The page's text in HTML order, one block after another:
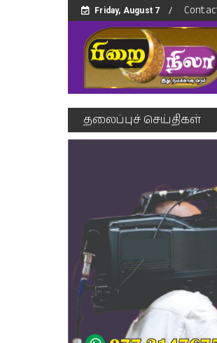
Friday, August 7
தலைப்புச் செய்திகள்
சேவையில் பூர்த்தி ஈரான்